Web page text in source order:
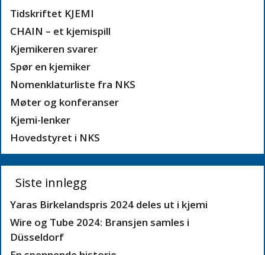
Tidskriftet KJEMI
CHAIN – et kjemispill
Kjemikeren svarer
Spør en kjemiker
Nomenklaturliste fra NKS
Møter og konferanser
Kjemi-lenker
Hovedstyret i NKS
Siste innlegg
Yaras Birkelandspris 2024 deles ut i kjemi
Wire og Tube 2024: Bransjen samles i
Düsseldorf